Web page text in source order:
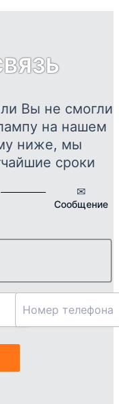
товара.
Вы не смогли
на нашем
ниже, мы
сроки
✉
Сообщение